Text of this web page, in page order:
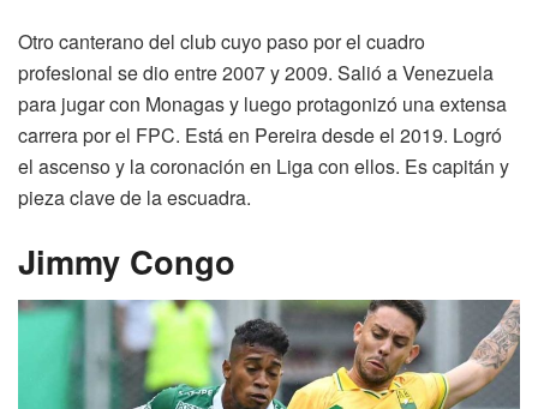
Otro canterano del club cuyo paso por el cuadro
profesional se dio entre 2007 y 2009. Salió a Venezuela
para jugar con Monagas y luego protagonizó una extensa
carrera por el FPC. Está en Pereira desde el 2019. Logró
el ascenso y la coronación en Liga con ellos. Es capitán y
pieza clave de la escuadra.
Jimmy Congo